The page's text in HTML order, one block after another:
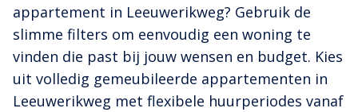
appartement in Leeuwerikweg? Gebruik de
slimme filters om eenvoudig een woning te
vinden die past bij jouw wensen en budget. Kies
uit volledig gemeubileerde appartementen in
Leeuwerikweg met flexibele huurperiodes vanaf